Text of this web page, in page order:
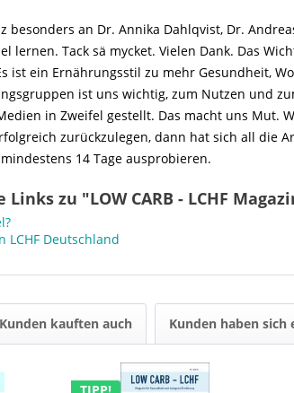
besonders an Dr. Annika Dahlqvist, Dr.
lernen. Tack sä mycket. Vielen Dank. Das
ist ein Ernährungsstil zu mehr Gesundheit,
ist uns wichtig, zum Nutzen und
in Zweifel gestellt. Das macht uns Mut.
zurückzulegen, dann hat sich all die
14 Tage ausprobieren.
zu "LOW CARB - LCHF
LCHF Deutschland
Kunden kauften auch Kunden haben sich